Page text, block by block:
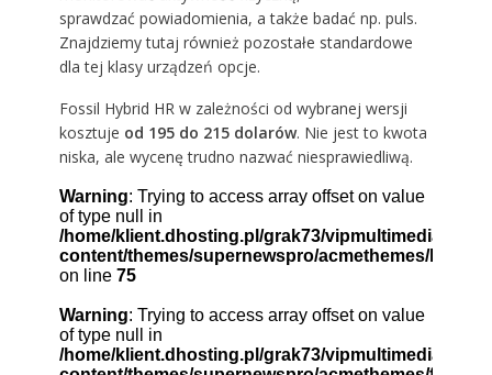
sprawdzać powiadomienia, a także badać np. puls.
Znajdziemy tutaj również pozostałe standardowe
dla tej klasy urządzeń opcje.
Fossil Hybrid HR w zależności od wybranej wersji
kosztuje od 195 do 215 dolarów. Nie jest to kwota
niska, ale wycenę trudno nazwać niesprawiedliwą.